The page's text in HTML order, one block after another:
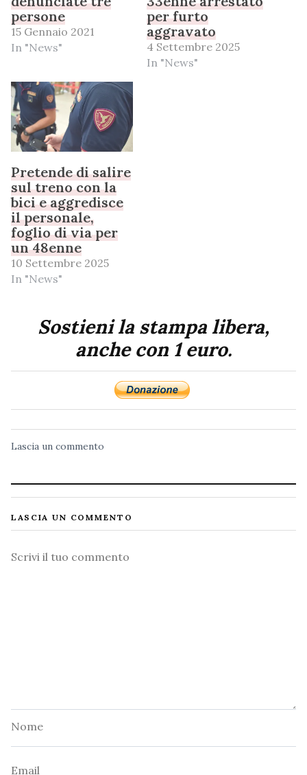
persone
15 Gennaio 2021
In "News"
per furto
aggravato
4 Settembre 2025
In "News"
Pretende di salire
sul treno con la
bici e aggredisce
il personale,
foglio di via per
un 48enne
10 Settembre 2025
In "News"
Sostieni la stampa libera,
anche con 1 euro.
Lascia un commento
LASCIA UN COMMENTO
Commento